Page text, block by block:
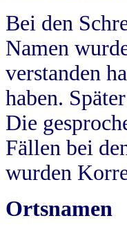
Bei den
Namen
verstanden
haben.
Die
Fällen bei
wurden
Ortsnamen